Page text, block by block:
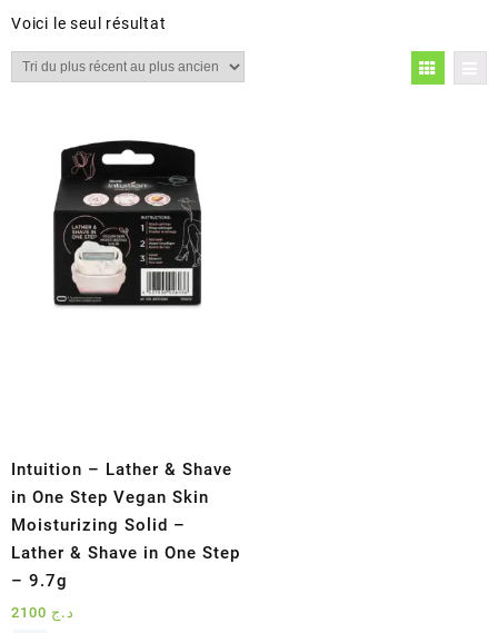
Voici le seul résultat
Intuition – Lather & Shave
in One Step Vegan Skin
Moisturizing Solid –
Lather & Shave in One Step
– 9.7g
د.ج